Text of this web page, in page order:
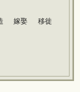
嫁娶
移徙